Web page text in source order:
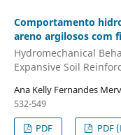
Comportamento
areno argilosos com
Hydromechanical
Expansive Soil
Ana Kelly Fernandes
532-549
PDF
PDF